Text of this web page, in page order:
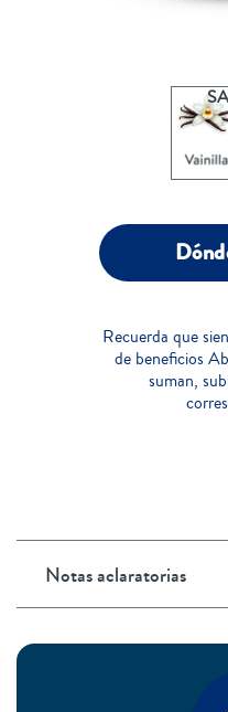
Recuerda que
de beneficios
suman,
Notas aclaratorias